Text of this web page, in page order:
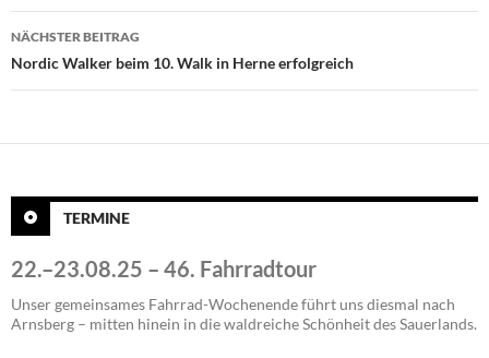
Beitragsnavigation
NÄCHSTER BEITRAG
Nordic Walker beim 10. Walk in Herne erfolgreich
TERMINE
22.–23.08.25 – 46. Fahrradtour
Unser gemeinsames Fahrrad-Wochenende führt uns diesmal nach
Arnsberg – mitten hinein in die waldreiche Schönheit des Sauerlands.